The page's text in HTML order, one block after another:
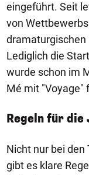
eingeführt. Seit
von
Lediglich die
wurde schon im
Mé mit "Voyage"
Regeln für die
Nicht nur bei den
gibt es klare